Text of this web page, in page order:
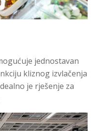
jednostavan
kliznog izvlačenja
je rješenje za